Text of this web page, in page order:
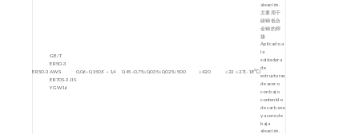
aleación.
ER50-3
GB/T
ER50-3
AWS
ER70S-3 JIS
YGW16
0,06~0,150,9 ~ 1,4 0,45~0,75≤0,035≤0,025≥500 ≥420 ≥22 ≥27(-18℃)
主要用于
碳钢低合
金钢的焊
接
Aplicado a
la
soldadura
de
estructuras
de acero
con bajo
contenido
de carbono
y acero de
baja
aleación.